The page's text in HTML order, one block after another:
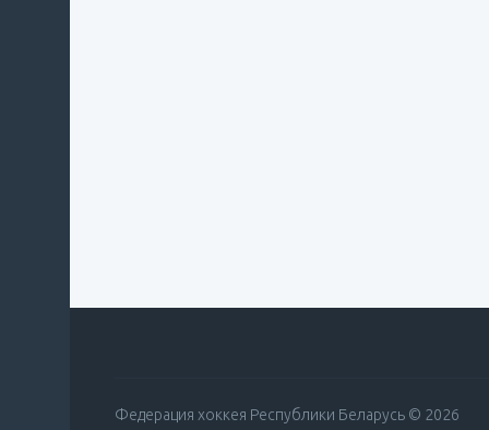
Федерация хоккея Республики Беларусь © 2026